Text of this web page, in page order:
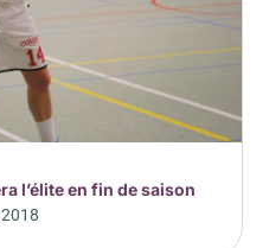
l’élite en fin de saison